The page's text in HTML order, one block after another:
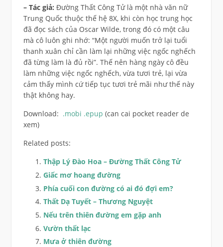
– Tác giả: Đường Thất Công Tử là một nhà văn nữ
Trung Quốc thuộc thế hệ 8X, khi còn học trung học
đã đọc sách của Oscar Wilde, trong đó có một câu
mà cô luôn ghi nhớ: “Một người muốn trở lại tuổi
thanh xuân chỉ cần làm lại những việc ngốc nghếch
đã từng làm là đủ rồi”. Thế nên hàng ngày cô đều
làm những việc ngốc nghếch, vừa tươi trẻ, lại vừa
cảm thấy mình cứ tiếp tục tươi trẻ mãi như thế này
thật không hay.
Download: .mobi .epup (can cai pocket reader de
xem)
Related posts:
Thập Lý Đào Hoa – Đường Thất Công Tử
Giấc mơ hoang đường
Phía cuối con đường có ai đó đợi em?
Thất Dạ Tuyết – Thương Nguyệt
Nếu trên thiên đường em gặp anh
Vườn thất lạc
Mưa ở thiên đường